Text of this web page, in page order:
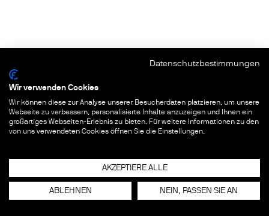
Datenschutzbestimmungen
Wir verwenden Cookies
Wir können diese zur Analyse unserer Besucherdaten platzieren, um unsere
Webseite zu verbessern, personalisierte Inhalte anzuzeigen und Ihnen ein
großartiges Webseiten-Erlebnis zu bieten. Für weitere Informationen zu den
von uns verwendeten Cookies öffnen Sie die Einstellungen.
AKZEPTIERE ALLE
ABLEHNEN NEIN, PASSEN SIE AN